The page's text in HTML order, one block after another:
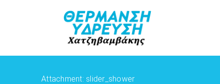
Attachment: slider_shower